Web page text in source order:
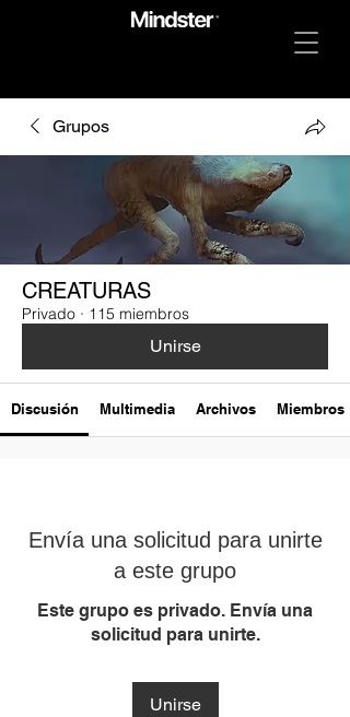
Grupos
CREATURAS
Privado · 115 miembros
Unirse
Discusión Multimedia Archivos Miembros
Envía una solicitud para unirte
a este grupo
Este grupo es privado. Envía una
solicitud para unirte.
Unirse